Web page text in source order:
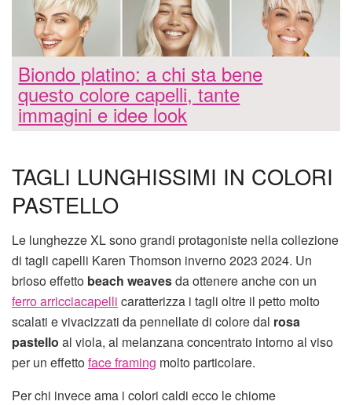
Biondo platino: a chi sta bene
questo colore capelli, tante
immagini e idee look
TAGLI LUNGHISSIMI IN COLORI
PASTELLO
Le lunghezze XL sono grandi protagoniste nella collezione
di tagli capelli Karen Thomson inverno 2023 2024. Un
brioso effetto beach weavesda ottenere anche con un
ferro arricciacapelli caratterizza i tagli oltre il petto molto
scalati e vivacizzati da pennellate di colore dal rosa
pastello al viola, al melanzana concentrato intorno al viso
per un effettoface framing molto particolare.
Per chi invece ama i colori caldi ecco le chiome